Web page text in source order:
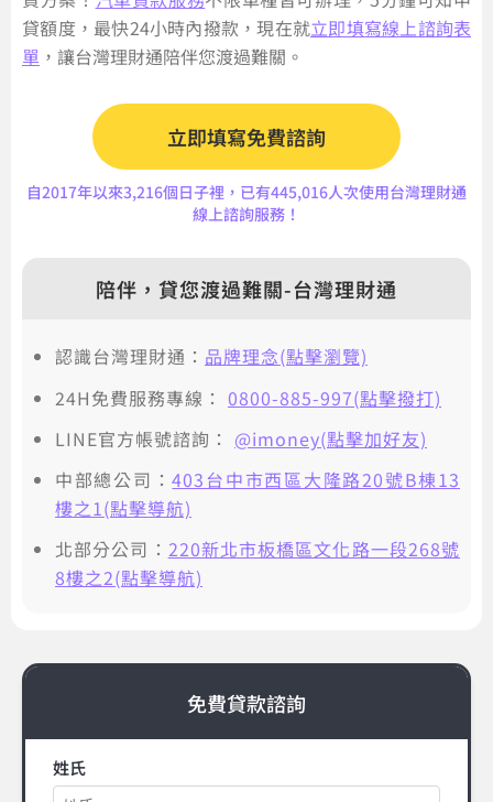
貸額度，最快24小時內撥款，現在就立即填寫線上諮詢表
單 ，讓台灣理財通陪伴您渡過難關。
立即填寫免費諮詢
自2017年以來3,216個日子裡，已有445,016人次使用台灣理財通
線上諮詢服務！
陪伴，貸您渡過難關-台灣理財通
認識台灣理財通： 品牌理念(點擊瀏覽)
24H免費服務專線： 0800-885-997(點擊撥打)
LINE官方帳號諮詢： @imoney(點擊加好友)
中部總公司：403台中市西區大隆路20號B棟13
樓之1(點擊導航)
北部分公司： 220新北市板橋區文化路一段268號
8樓之2(點擊導航)
免費貸款諮詢
姓氏